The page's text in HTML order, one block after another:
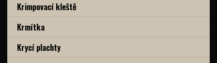
Krimpovací kleště
Krmítka
Krycí plachty